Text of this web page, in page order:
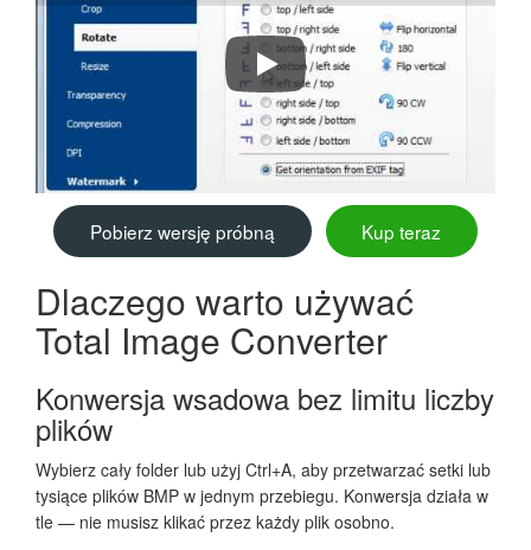
How to convert BMP to TIFF in
Pobierz wersję próbną Kup teraz
Dlaczego warto używać
Total Image Converter
Konwersja wsadowa bez limitu liczby
plików
Wybierz cały folder lub użyj Ctrl+A, aby przetwarzać setki lub
tysiące plików BMP w jednym przebiegu. Konwersja działa w
tle — nie musisz klikać przez każdy plik osobno.